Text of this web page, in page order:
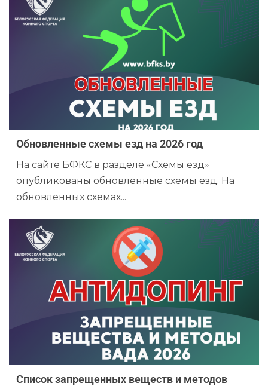
Обновленные схемы езд на 2026 год
На сайте БФКС в разделе «Схемы езд»
опубликованы обновленные схемы езд. На
обновленных схемах...
Список запрещенных веществ и методов